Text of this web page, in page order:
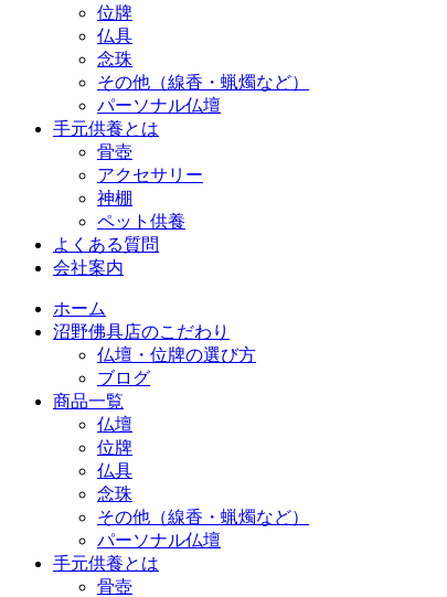
位牌
仏具
念珠
その他（線香・蝋燭など）
パーソナル仏壇
手元供養とは
骨壺
アクセサリー
神棚
ペット供養
よくある質問
会社案内
ホーム
沼野佛具店のこだわり
仏壇・位牌の選び方
ブログ
商品一覧
仏壇
位牌
仏具
念珠
その他（線香・蝋燭など）
パーソナル仏壇
手元供養とは
骨壺